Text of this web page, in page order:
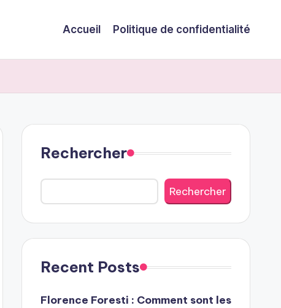
Accueil Politique de confidentialité
Rechercher
Rechercher
Recent Posts
Florence Foresti : Comment sont les